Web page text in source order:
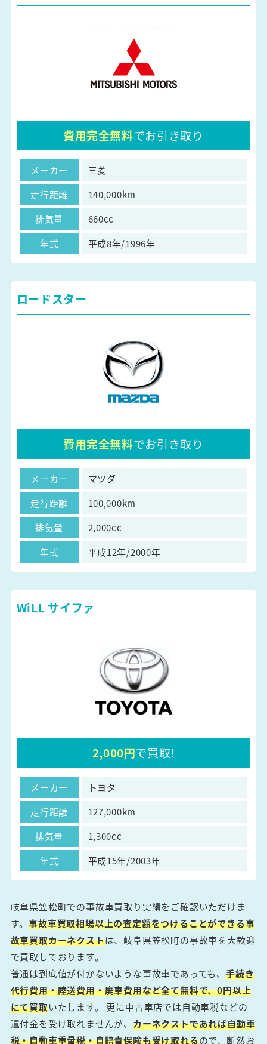
費用完全無料でお引き取り
メーカー
三菱
走行距離
140,000km
排気量
660cc
年式
平成8年/1996年
ロードスター
費用完全無料でお引き取り
メーカー
マツダ
走行距離
100,000km
排気量
2,000cc
年式
平成12年/2000年
WiLL サイファ
2,000円で買取!
メーカー
トヨタ
走行距離
127,000km
排気量
1,300cc
年式
平成15年/2003年
岐阜県笠松町での事故車買取り実績をご確認いただけま
す。事故車買取相場以上の査定額をつけることができる事
故車買取カーネクストは、岐阜県笠松町の事故車を大歓迎
で買取しております。
普通は到底値が付かないような事故車であっても、手続き
代行費用・陸送費用・廃車費用など全て無料で、0円以上
にて買取いたします。 更に中古車店では自動車税などの
還付金を受け取れませんが、カーネクストであれば自動車
税・自動車重量税・自賠責保険も受け取れるので、断然お